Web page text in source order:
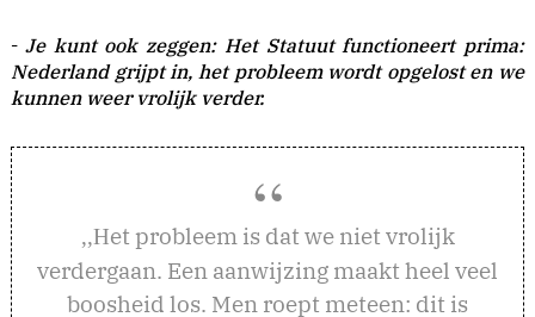
- Je kunt ook zeggen: Het Statuut functioneert prima:
Nederland grijpt in, het probleem wordt opgelost en we
kunnen weer vrolijk verder.
,,Het probleem is dat we niet vrolijk
verdergaan. Een aanwijzing maakt heel veel
boosheid los. Men roept meteen: dit is